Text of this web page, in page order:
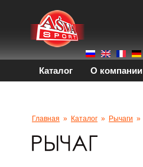
Каталог О компании
Главная » Каталог » Рычаги »